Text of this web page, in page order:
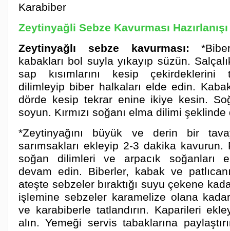
Karabiber
Zeytinyağli Sebze Kavurması Hazırlanışı
Zeytinyağlı sebze kavurması:
kabakları bol suyla yıkayıp süzün.
sap kısımlarını kesip çekirdeklerini
dilimleyip biber halkaları elde edin.
dörde kesip tekrar enine ikiye kesin.
soyun. Kırmızı soğanı elma dilimi
*Zeytinyağını büyük ve derin bir
sarımsakları ekleyip 2-3 dakika kavurun.
soğan dilimleri ve arpacık soğanları
devam edin. Biberler, kabak ve
ateşte sebzeler bıraktığı suyu çekene
işlemine sebzeler karamelize olana
ve karabiberle tatlandırın. Kaparileri
alın. Yemeği servis tabaklarına